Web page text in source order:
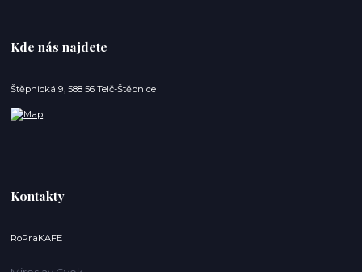
Kde nás najdete
Štěpnická 9, 588 56 Telč-Štěpnice
Kontakty
RoPraKAFE